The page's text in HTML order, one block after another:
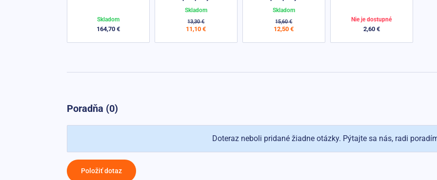
164,70 €
Skladom 13,30 €
11,10 €
Skladom
15,60 €
12,50 €
Skladom
2,60 €
Nie je dostupné
Poradňa (0)
Doteraz neboli pridané žiadne otázky. Pýtajte sa nás, radi
Položiť dotaz